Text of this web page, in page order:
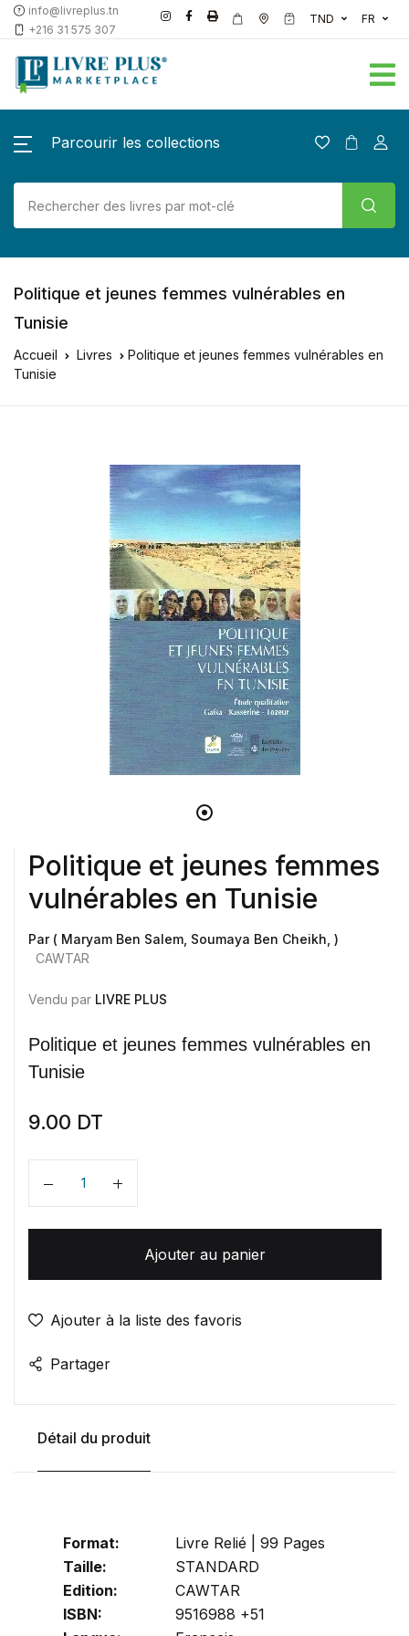
info@livreplus.tn
+216 31 575 307
TND FR
Parcourir les collections
Politique et jeunes femmes vulnérables en
Tunisie
Accueil Livres
Politique et jeunes femmes vulnérables en
Tunisie
Politique et jeunes femmes
vulnérables en Tunisie
Par ( Maryam Ben Salem, Soumaya Ben Cheikh, )
CAWTAR
Vendu par LIVRE PLUS
Politique et jeunes femmes vulnérables en
Tunisie
9.00 DT
Quantité
Ajouter au panier
Ajouter à la liste des favoris
Partager
Détail du produit
Format:
Livre Relié | 99 Pages
Taille:
STANDARD
Edition:
CAWTAR
ISBN:
9516988 +51